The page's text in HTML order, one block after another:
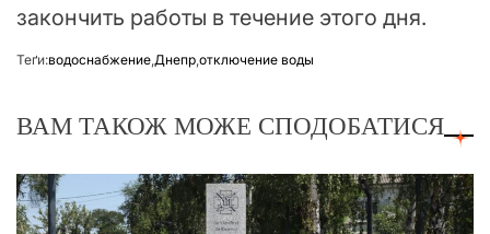
закончить работы в течение этого дня.
Теґи:водоснабжение,Днепр,отключение воды
ВАМ ТАКОЖ МОЖЕ СПОДОБАТИСЯ